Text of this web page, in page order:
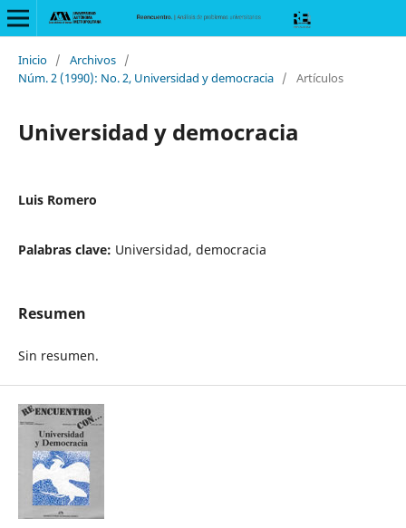
Inicio / Archivos /
Núm. 2 (1990): No. 2, Universidad y democracia / Artículos
Universidad y democracia
Luis Romero
Palabras clave: Universidad, democracia
Resumen
Sin resumen.